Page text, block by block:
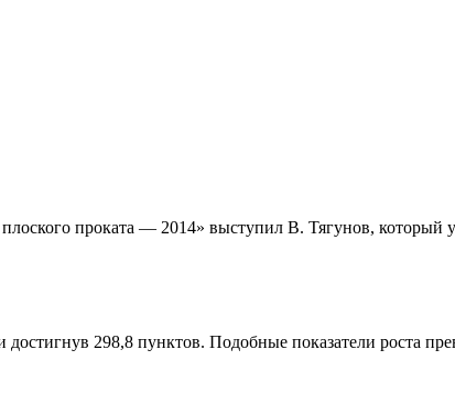
проката — 2014» выступил В. Тягунов, который
298,8 пунктов. Подобные показатели роста